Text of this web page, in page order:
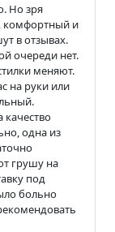
Но зря
комфортный и
в отзывах.
очереди нет.
меняют.
на руки или
одна из
грушу на
под
больно